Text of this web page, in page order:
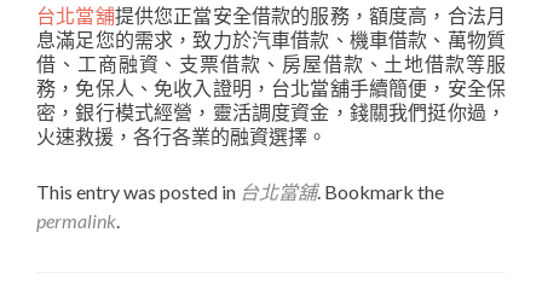
台北當舖提供您正當安全借款的服務，額度高，合法月
息滿足您的需求，致力於汽車借款、機車借款、萬物質
借、工商融資、支票借款、房屋借款、土地借款等服
務，免保人、免收入證明，台北當舖手續簡便，安全保
密，銀行模式經營，靈活調度資金，錢關我們挺你過，
火速救援，各行各業的融資選擇。
This entry was posted in 台北當舖. Bookmark the
permalink.